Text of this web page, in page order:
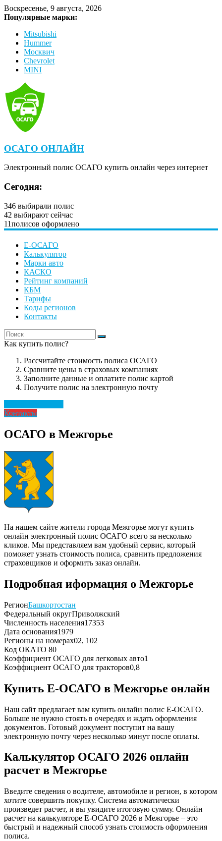
Воскресенье, 9 августа, 2026
Популярные марки:
Mitsubishi
Hummer
Москвич
Chevrolet
MINI
ОСАГО ОНЛАЙН
Электронный полис ОСАГО купить онлайн через интернет
Сегодня:
346 выбирали полис
42 выбирают сейчас
11полисов оформлено
Е-ОСАГО
Калькулятор
Марки авто
КАСКО
Рейтинг компаний
КБМ
Тарифы
Коды регионов
Контакты
Как купить полис?
Рассчитайте стоимость полиса ОСАГО
Сравните цены в страховых компаниях
Заполните данные и оплатите полис картой
Получите полис на электронную почту
Контакты
ОСАГО в Межгорье
На нашем сайте жители города Межгорье могут купить
онлайн электронный полис ОСАГО всего за несколько
кликов. Мы представляем вам удобный сервис, который
поможет узнать стоимость полиса, сравнить предложения
страховщиков и оформить заказ онлайн.
Подробная иформация о Межгорье
РегионБашкортостан
Федеральный округПриволжский
Численность населения17353
Дата основания1979
Регионы на номерах02, 102
Код ОКАТО 80
Коэффициент ОСАГО для легковых авто1
Коэффициент ОСАГО для тракторов0,8
Купить Е-ОСАГО в Межгорье онлайн
Наш сайт предлагает вам купить онлайн полис Е-ОСАГО.
Больше не нужно стоять в очередях и ждать оформления
документов. Готовый документ поступит на вашу
электронную почту через несколько минут после оплаты.
Калькулятор ОСАГО 2026 онлайн
расчет в Межгорье
Введите сведения о водителе, автомобиле и регион, в котором
хотите совершить покупку. Система автоматически
произведет расчет, и вы увидите итоговую сумму. Онлайн
расчет на калькуляторе Е-ОСАГО 2026 в Межгорье – это
быстрый и надежный способ узнать стоимость оформления
полиса.